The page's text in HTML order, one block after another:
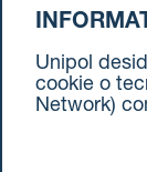
Unipol
cookie o
Network)